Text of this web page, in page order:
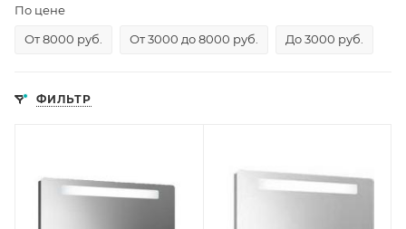
По цене
От 8000 руб.
От 3000 до 8000 руб. До 3000 руб.
ФИЛЬТР